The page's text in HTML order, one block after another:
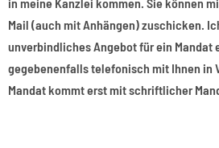
Mail (auch mit Anhängen) zuschicken.
unverbindliches Angebot für ein Mandat
gegebenenfalls telefonisch mit Ihnen in
Mandat kommt erst mit schriftlicher